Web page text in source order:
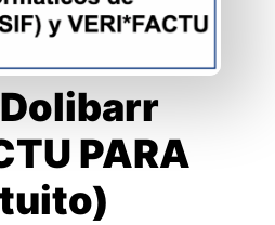
PARA